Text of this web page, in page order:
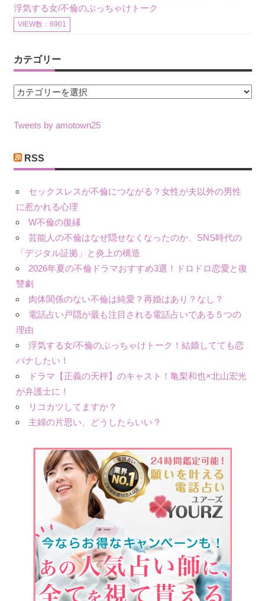
浮気する女/不倫のぶっちゃけトーク
VIEW数：6901
カテゴリー
カ
ゴ
ー
Tweets by amotown25
RSS
セックスレスが不倫につながる？女性が夫以外の男性
に惹かれる心理
W不倫の復縁
芸能人の不倫はなぜ隠せなくなったのか、SNS時代の
「デジタル証拠」と炎上の構造
2026年夏の不倫ドラマおすすめ3選！ドロドロ恋愛と復
讐劇
肉体関係のない不倫は純愛？再婚はあり？なし？
電話占い戸隠が最も注目される電話占いである５つの
理由
浮気する女/不倫のぶっちゃけトーク！結婚してても恋
バナしたい！
ドラマ【正義の天秤】のキャスト！亀梨和也×北山宏光
が弁護士に！
リコカツしてますか？
主婦の片思い、どうしたらいい？